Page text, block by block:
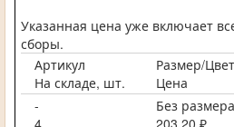
Указанная цена уже включает
сборы.
Артикул
Размер/Цвет
На складе, шт.
Цена
-
Без